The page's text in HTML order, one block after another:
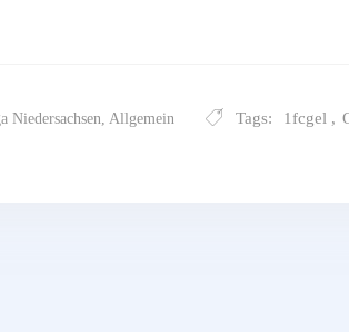
Niedersachsen Allgemein Tags: 1fcgel ,